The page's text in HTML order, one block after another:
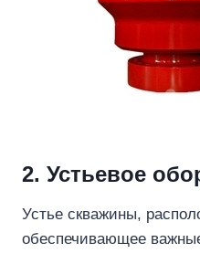
2. Устьевое
Устье скважины,
обеспечивающее